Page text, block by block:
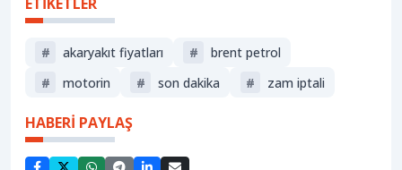
# akaryakıt fiyatları #
brent petrol
#
motorin # son dakika # zam iptali
HABERİ PAYLAŞ